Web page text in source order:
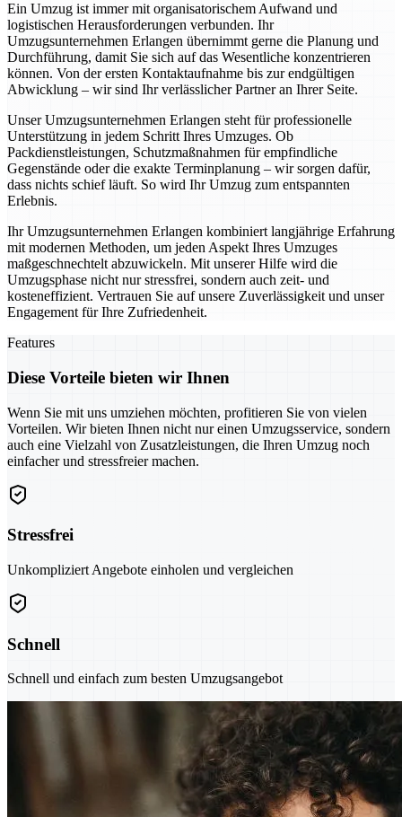
Ein Umzug ist immer mit organisatorischem Aufwand und
logistischen Herausforderungen verbunden. Ihr
Umzugsunternehmen Erlangen übernimmt gerne die Planung und
Durchführung, damit Sie sich auf das Wesentliche konzentrieren
können. Von der ersten Kontaktaufnahme bis zur endgültigen
Abwicklung – wir sind Ihr verlässlicher Partner an Ihrer Seite.
Unser Umzugsunternehmen Erlangen steht für professionelle
Unterstützung in jedem Schritt Ihres Umzuges. Ob
Packdienstleistungen, Schutzmaßnahmen für empfindliche
Gegenstände oder die exakte Terminplanung – wir sorgen dafür,
dass nichts schief läuft. So wird Ihr Umzug zum entspannten
Erlebnis.
Ihr Umzugsunternehmen Erlangen kombiniert langjährige Erfahrung
mit modernen Methoden, um jeden Aspekt Ihres Umzuges
maßgeschnechtelt abzuwickeln. Mit unserer Hilfe wird die
Umzugsphase nicht nur stressfrei, sondern auch zeit- und
kosteneffizient. Vertrauen Sie auf unsere Zuverlässigkeit und unser
Engagement für Ihre Zufriedenheit.
Features
Diese Vorteile bieten wir Ihnen
Wenn Sie mit uns umziehen möchten, profitieren Sie von vielen
Vorteilen. Wir bieten Ihnen nicht nur einen Umzugsservice, sondern
auch eine Vielzahl von Zusatzleistungen, die Ihren Umzug noch
einfacher und stressfreier machen.
Stressfrei
Unkompliziert Angebote einholen und vergleichen
Schnell
Schnell und einfach zum besten Umzugsangebot